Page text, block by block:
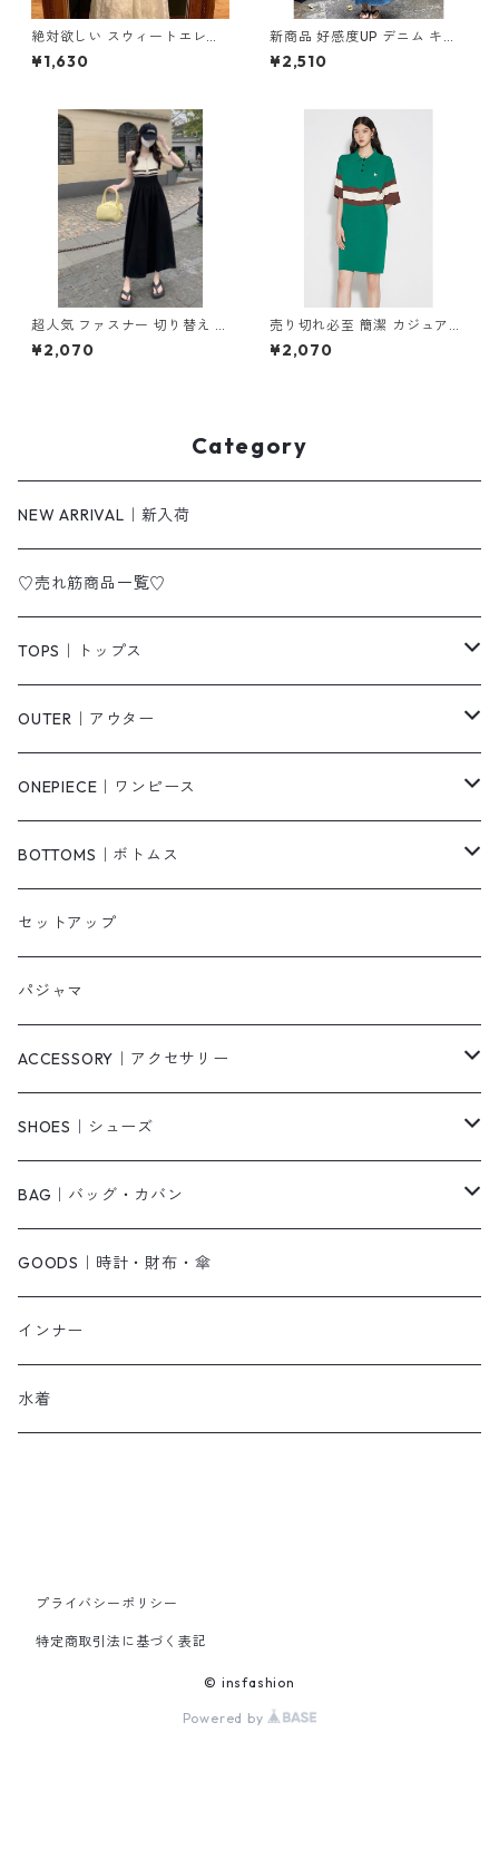
絶対欲しい スウィートエレガ
ント パフスリーブ ワンピース
m-276
¥1,630
新商品 好感度UP デニム キャ
ミワンピース m-274
¥2,510
超人気 ファスナー 切り替え ノ
ースリーブ ワンピース m-265
¥2,070
売り切れ必至 簡潔 カジュアル
切り替え ワンピース m-267
¥2,070
Category
NEW ARRIVAL｜新入荷
♡売れ筋商品一覧♡
TOPS｜トップス
Tシャツ/カットソー
シャツ/ブラウス
ベスト/チョッキ
タンクトップ/キャミソール
スウェット/パーカー
ニット/セーター
ベアトップ・チューブトップ
その他
OUTER｜アウター
ジャケット/ブルゾン
コート
カーディガン
ダウンコート
その他
ONEPIECE｜ワンピース
柄
無地
ニットワンピース
ロングワンピース
シャツワンピース
キャミワンピース
オールインワン・サロペット
ジャンパースカート
その他
BOTTOMS｜ボトムス
パンツ・デニム
ショートパンツ
スカート
その他
セットアップ
パジャマ
ACCESSORY｜アクセサリー
ピアス・リング
ネックレス
ベルト
ブレスレット
帽子
ストール・マフラー
SHOES｜シューズ
パンプス
サンダル
ショートブーツ・ブーティ
ロングブーツ
その他
BAG｜バッグ・カバン
ショルダーバッグ
ハンドバッグ
リュック
その他
GOODS｜時計・財布・傘
インナー
水着
プライバシーポリシー
特定商取引法に基づく表記
© insfashion
Powered by